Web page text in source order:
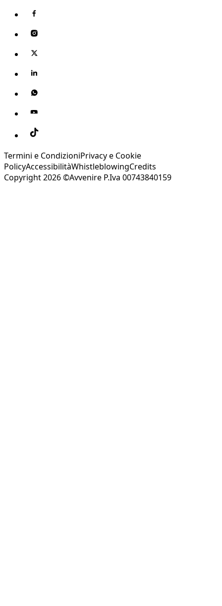
Termini e CondizioniPrivacy e Cookie
PolicyAccessibilitàWhistleblowingCredits
Copyright 2026 ©Avvenire P.Iva 00743840159